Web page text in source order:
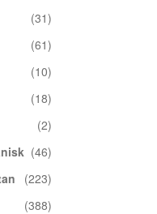
(31)
(61)
(10)
(18)
(2)
(46)
(223)
(388)